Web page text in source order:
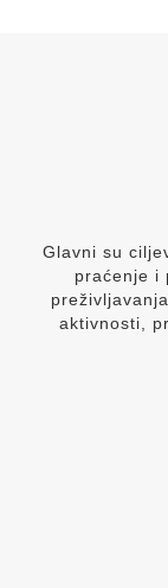
Glavni su
praćenje i
aktivnosti,